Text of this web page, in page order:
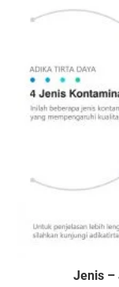
Jenis –